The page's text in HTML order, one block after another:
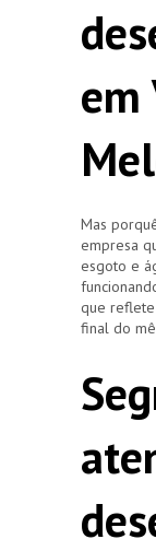
em
Mas
empresa
esgoto e
que reflete
final do